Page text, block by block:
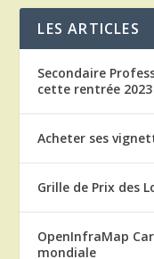
LES ARTICLES
Secondaire
cette rentrée 2023
Acheter ses
Grille de Prix des
OpenInfraMap
mondiale